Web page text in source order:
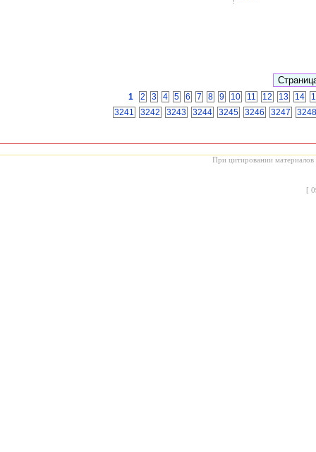
1 2 3 4 5 6 7 8 9 10 11 12 13 14
3241
3242 3243 3244 3245 3246 3247 3248
При цитировании материалов
[